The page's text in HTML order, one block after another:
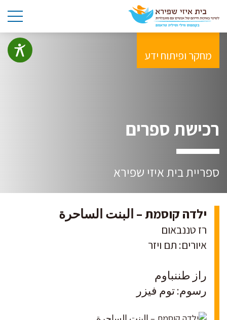
מחקר ופיתוח ידע
רכישת ספרים
ספריית בית איזי שפירא
ילדה קוסמת – البنت الساحرة
רז טננבאום
איורים: תם ויזר
راز طننباوم
رسوم: توم فيزر